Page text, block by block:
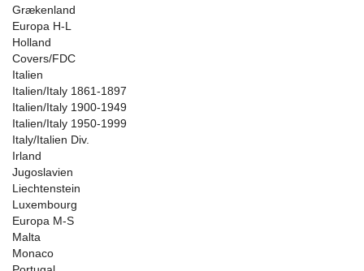
Grækenland
Europa H-L
Holland
Covers/FDC
Italien
Italien/Italy 1861-1897
Italien/Italy 1900-1949
Italien/Italy 1950-1999
Italy/Italien Div.
Irland
Jugoslavien
Liechtenstein
Luxembourg
Europa M-S
Malta
Monaco